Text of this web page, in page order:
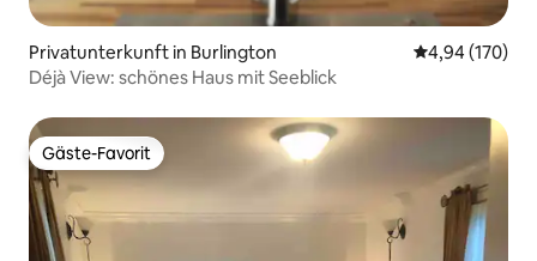
Privatunterkunft in Burlington
4,94 (170)
Déjà View: schönes Haus mit Seeblick
Gäste-Favorit
Gäste-Favorit